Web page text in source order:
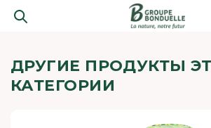
ДРУГИЕ ПРОДУКТЫ
КАТЕГОРИИ